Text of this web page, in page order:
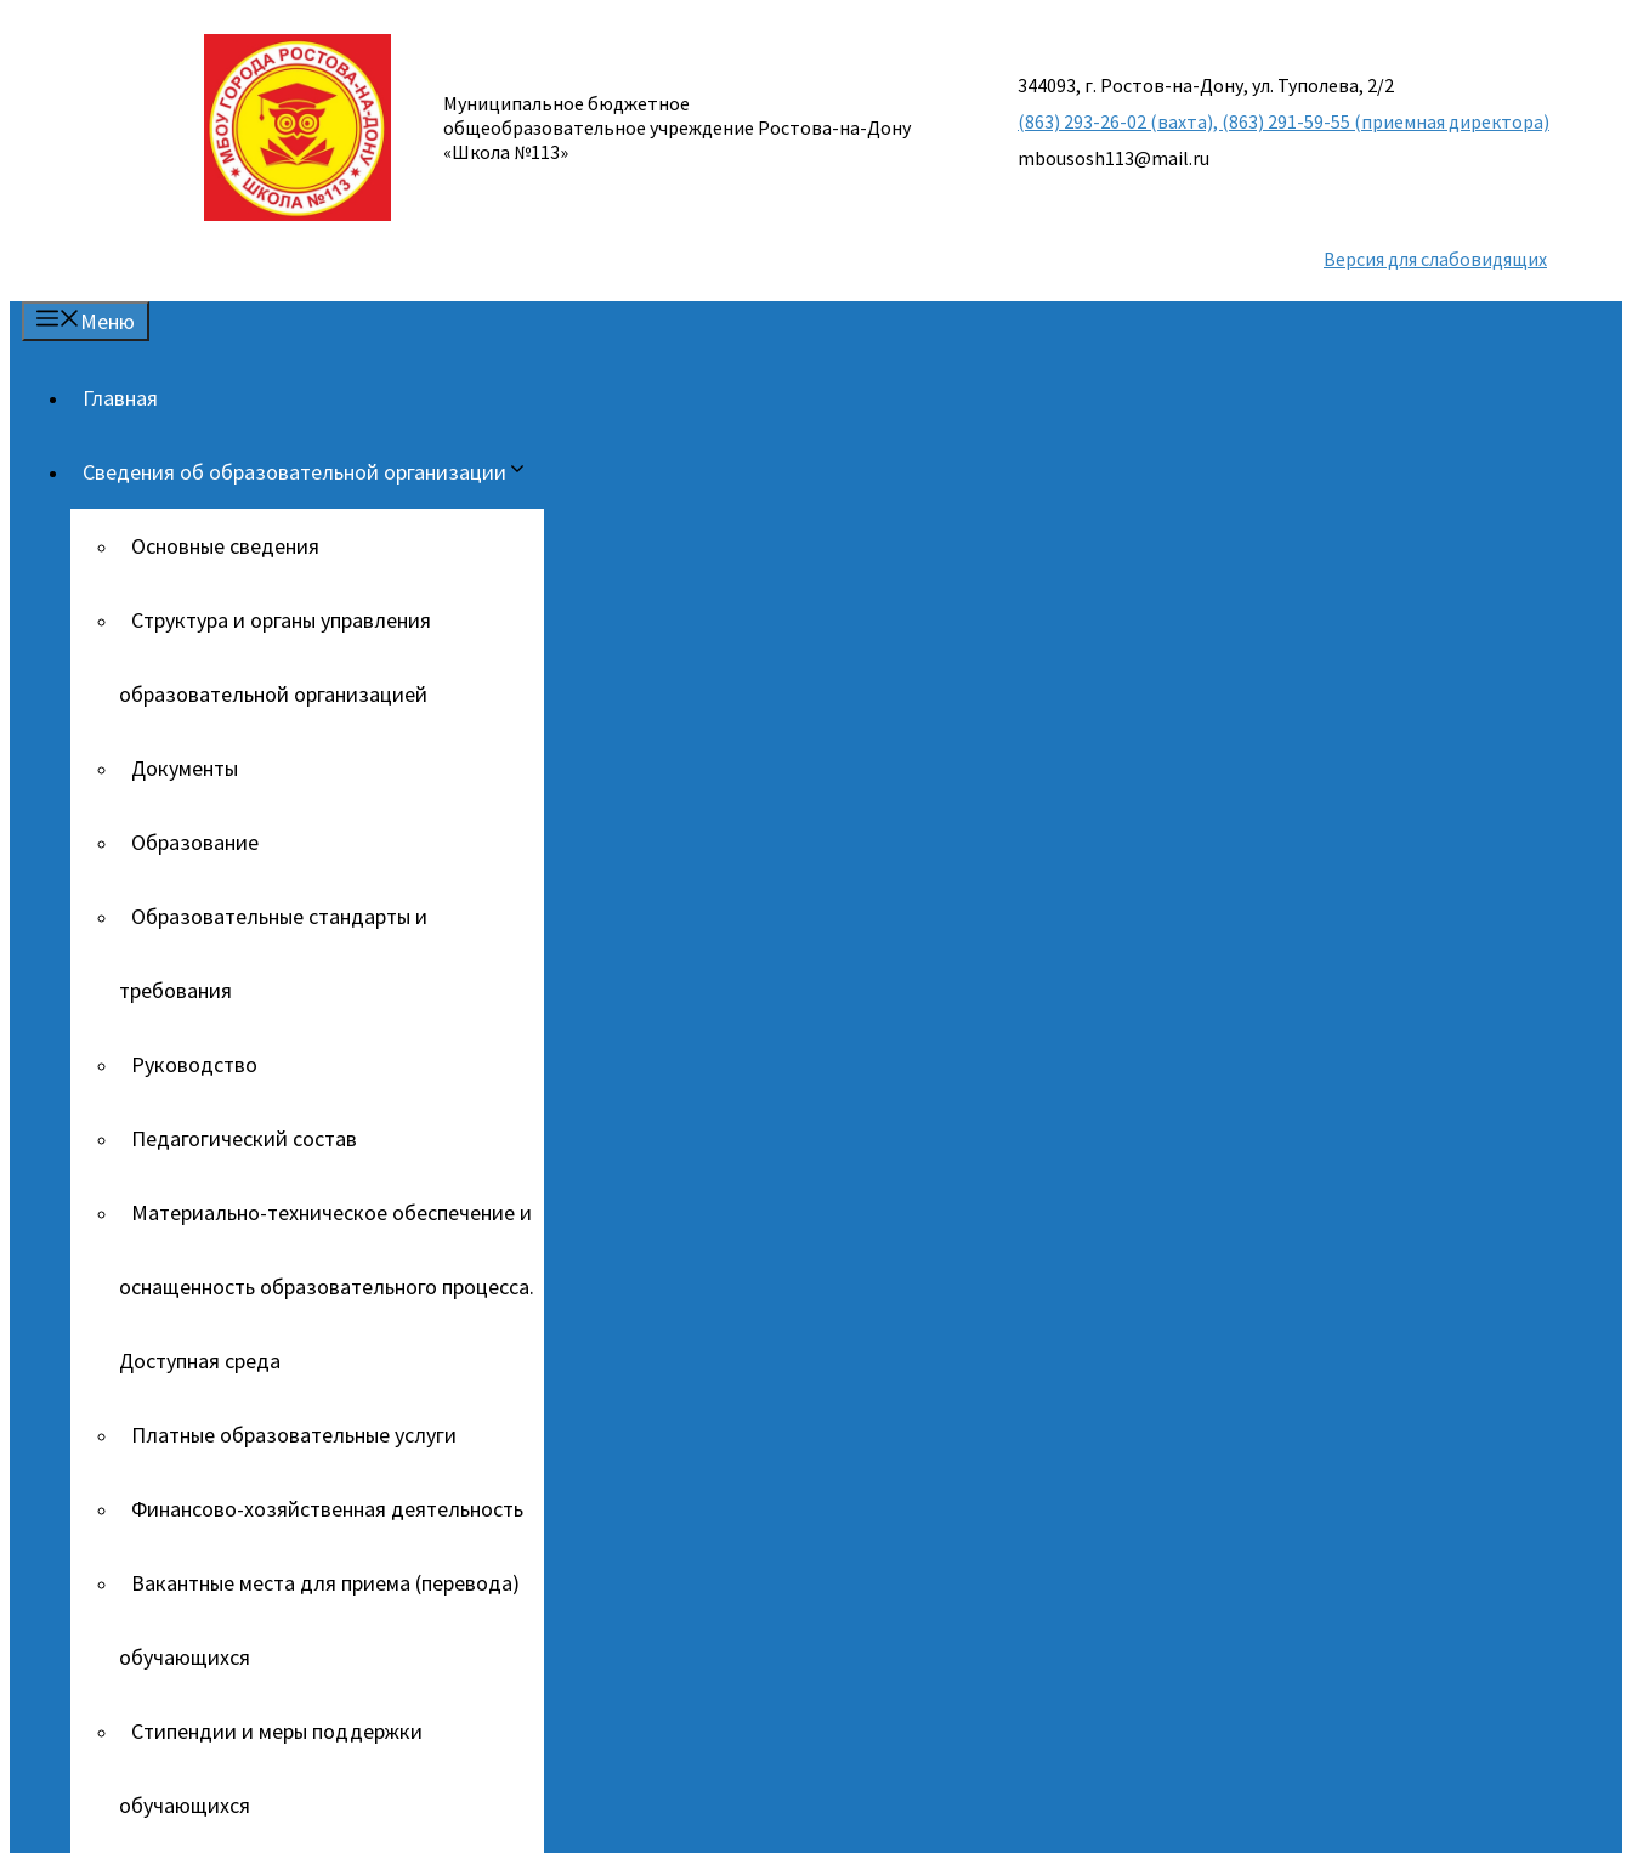
Муниципальное бюджетное
общеобразовательное учреждение Ростова-на-Дону
«Школа №113»
344093, г. Ростов-на-Дону, ул. Туполева, 2/2
(863) 293-26-02 (вахта), (863) 291-59-55 (приемная директора)
mbousosh113@mail.ru
Версия для слабовидящих
Меню
Главная
Сведения об образовательной организации
Основные сведения
Структура и органы управления
образовательной организацией
Документы
Образование
Образовательные стандарты и
требования
Руководство
Педагогический состав
Материально-техническое обеспечение и
оснащенность образовательного процесса.
Доступная среда
Платные образовательные услуги
Финансово-хозяйственная деятельность
Вакантные места для приема (перевода)
обучающихся
Стипендии и меры поддержки
обучающихся